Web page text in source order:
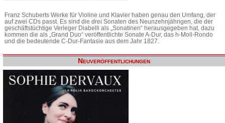
Franz Schuberts Werke für Violine und Klavier haben genau den Umfang, der
auf zwei CDs passt. Es sind die drei Sonaten des Neunzehnjährigen, die der
geschäftstüchtige Verleger Diabelli als „Sonatinen“ herausgegeben hat, dazu
kommen die als „Grand Duo“ veröffentlichte Sonate A-Dur, das h-Moll-Rondo
und die bedeutende C-Dur-Fantasie aus dem Jahr 1827.
Neuveröffentlichungen